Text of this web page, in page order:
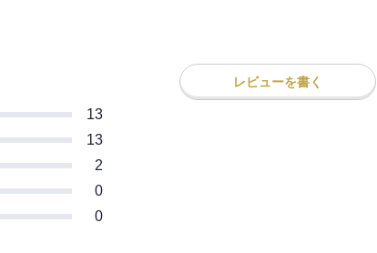
レビューを書く
13
13
2
0
0